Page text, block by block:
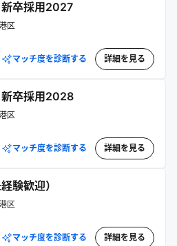
新卒採用2027
区
マッチ度を診断する 詳細を見る
新卒採用2028
区
マッチ度を診断する 詳細を見る
験歓迎）
区
マッチ度を診断する 詳細を見る